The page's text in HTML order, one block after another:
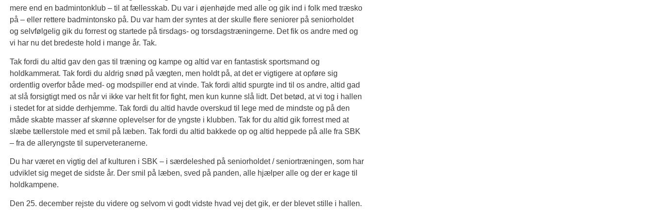
mere end en badmintonklub – til at fællesskab. Du var i øjenhøjde med alle og gik ind i folk med træsko
på – eller rettere badmintonsko på. Du var ham der syntes at der skulle flere seniorer på seniorholdet
og selvfølgelig gik du forrest og startede på tirsdags- og torsdagstræningerne. Det fik os andre med og
vi har nu det bredeste hold i mange år. Tak.
Tak fordi du altid gav den gas til træning og kampe og altid var en fantastisk sportsmand og
holdkammerat. Tak fordi du aldrig snød på vægten, men holdt på, at det er vigtigere at opføre sig
ordentlig overfor både med- og modspiller end at vinde. Tak fordi altid spurgte ind til os andre, altid gad
at slå forsigtigt med os når vi ikke var helt fit for fight, men kun kunne slå lidt. Det betød, at vi tog i hallen
i stedet for at sidde derhjemme. Tak fordi du altid havde overskud til lege med de mindste og på den
måde skabte masser af skønne oplevelser for de yngste i klubben. Tak for du altid gik forrest med at
slæbe tællerstole med et smil på læben. Tak fordi du altid bakkede op og altid heppede på alle fra SBK
– fra de alleryngste til superveteranerne.
Du har været en vigtig del af kulturen i SBK – i særdeleshed på seniorholdet / seniortræningen, som har
udviklet sig meget de sidste år. Der smil på læben, sved på panden, alle hjælper alle og der er kage til
holdkampene.
Den 25. december rejste du videre og selvom vi godt vidste hvad vej det gik, er der blevet stille i hallen.